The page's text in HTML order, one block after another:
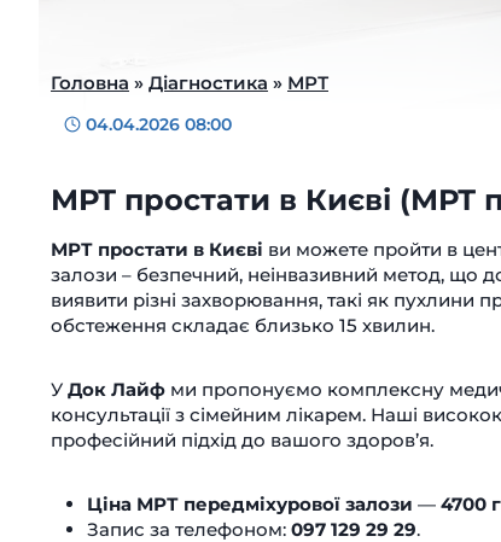
Головна » Діагностика » МРТ
04.04.2026 08:00
МРТ простати в Києві (МРТ
МРТ простати в Києві ви можете пройти в
залози – безпечний, неінвазивний метод, що
виявити різні захворювання, такі як пухлини
обстеження складає близько 15 хвилин.
У Док Лайф ми пропонуємо комплексну
консультації з сімейним лікарем. Наші
професійний підхід до вашого здоров’я.
Ціна МРТ передміхурової залози — 4700
Запис за телефоном: 097 129 29 29.